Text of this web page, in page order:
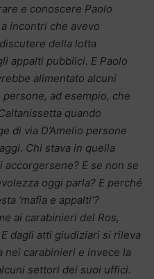
e conoscere Paolo
incontri che avevo
della lotta
appalti pubblici. E Paolo
alimentato alcuni
ad esempio, che
quando
di via D’Amelio persone
Chi stava in quella
E se non se
oggi parla? E perché
‘mafia e appalti’?
ai carabinieri del Ros,
dagli atti giudiziari si rileva
nei carabinieri e invece la
settori dei suoi uffici.